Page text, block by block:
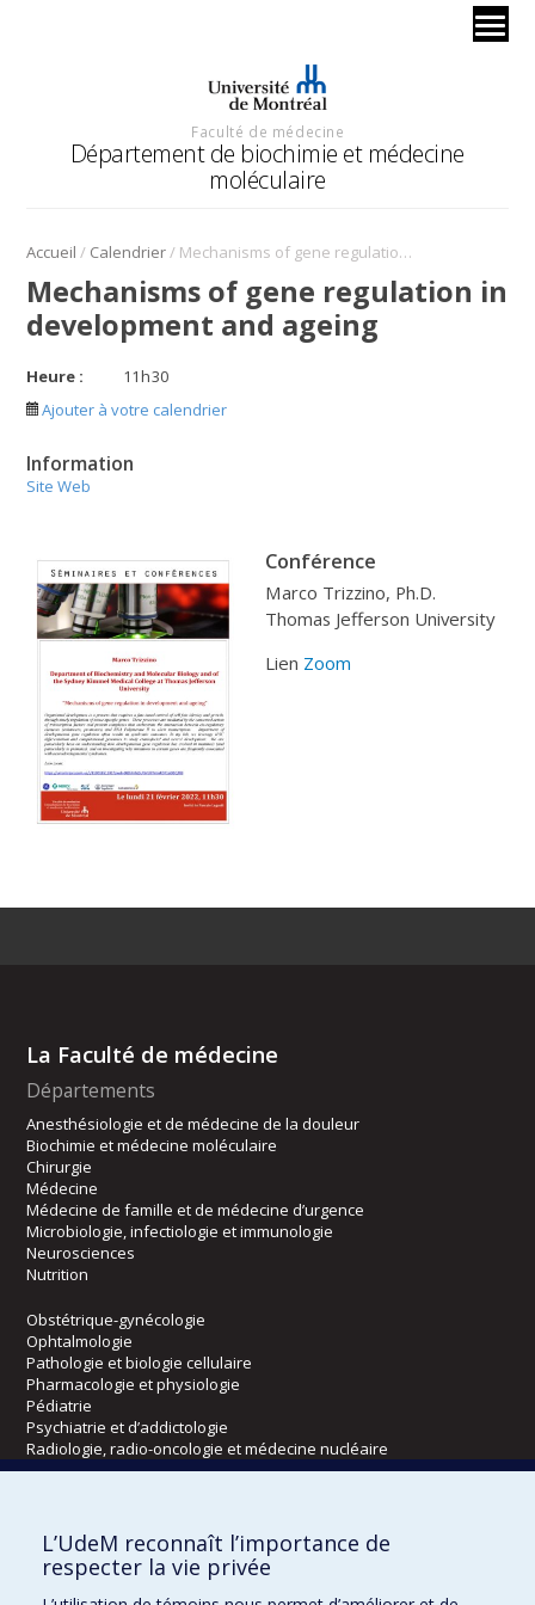
Faculté de médecine
Département de biochimie et médecine
moléculaire
Accueil / Calendrier/ Mechanisms of gene regulation in development and ageing
Mechanisms of gene regulation in
development and ageing
Heure : 11h30
Ajouter à votre calendrier
Information
Site Web
Conférence
Marco Trizzino, Ph.D.
Thomas Jefferson University
Lien Zoom
La Faculté de médecine
Départements
Anesthésiologie et de médecine de la douleur
Biochimie et médecine moléculaire
Chirurgie
Médecine
Médecine de famille et de médecine d’urgence
Microbiologie, infectiologie et immunologie
Neurosciences
Nutrition
Obstétrique-gynécologie
Ophtalmologie
Pathologie et biologie cellulaire
Pharmacologie et physiologie
Pédiatrie
Psychiatrie et d’addictologie
Radiologie, radio-oncologie et médecine nucléaire
Écoles
Kinésiologie et des sciences de l’activité physique
Orthophonie et audiologie
L’UdeM reconnaît l’importance de
respecter la vie privée